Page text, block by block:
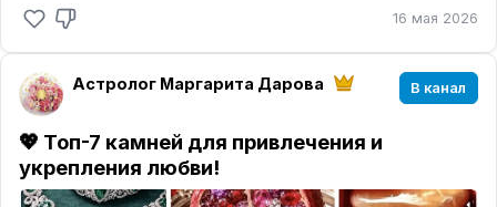
решения.
🦉 Сова — это символ мудрости, интуиции и
скрытого знания. Она видит в темноте то, что
скрыто от фар.
Магия происходит тогда, когда мы перестаем
полагаться только на холодный расчет и
начинаем доверять своему внутреннему
16 мая 2026
Астролог Маргарита Дарова В канал
💖 Топ-7 камней для привлечения и
укрепления любви!